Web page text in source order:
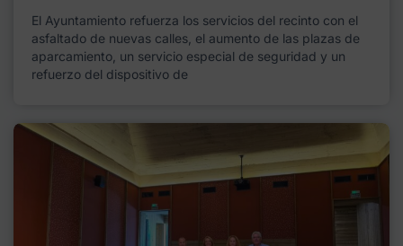
El Ayuntamiento refuerza los servicios del recinto con el
asfaltado de nuevas calles, el aumento de las plazas de
aparcamiento, un servicio especial de seguridad y un
refuerzo del dispositivo de